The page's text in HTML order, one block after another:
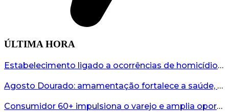
ÚLTIMA HORA
Estabelecimento ligado a ocorrências de homicídio é interditado durante fiscalização em Bento...
Agosto Dourado: amamentação fortalece a saúde, o desenvolvimento e os vínculos...
Consumidor 60+ impulsiona o varejo e amplia oportunidades para o comércio ...